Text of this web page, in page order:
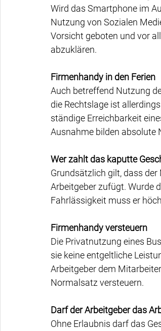
Wird das Smartphone im
Nutzung von Sozialen
Vorsicht geboten und vor
abzuklären.
Firmenhandy in den Ferien
Auch betreffend Nutzung
die Rechtslage ist
ständige Erreichbarkeit
Ausnahme bilden absolute
Wer zahlt das kaputte
Grundsätzlich gilt, dass
Arbeitgeber zufügt. Wurde
Fahrlässigkeit muss er
Firmenhandy versteuern
Die Privatnutzung eines
sie keine entgeltliche
Arbeitgeber dem
Normalsatz versteuern.
Darf der Arbeitgeber das
Ohne Erlaubnis darf das